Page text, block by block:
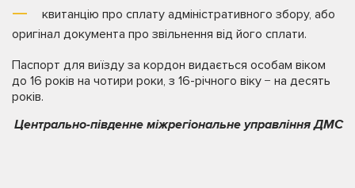
квитанцію про сплату адміністративного збору, або
оригінал документа про звільнення від його сплати.
Паспорт для виїзду за кордон видається особам віком
до 16 років на чотири роки, з 16-річного віку − на десять
років.
Центрально-південне міжрегіональне управління ДМС